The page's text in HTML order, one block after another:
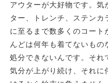
アウターが大好物です。気
ター、トレンチ、ステン
に至るまで数多くのコート
んどは何年も着てないもの
処分できないんです。それ
気分が上がり続け、それに